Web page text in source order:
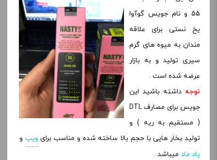
55 و نام جویس گوآوا
یخ نستی برای علاقه
مندان به میوه های گرم
سیری تولید و به بازار
عرضه شده است .
توجه داشته باشید این
جویس برای مصارف DTL
( مستقیم به ریه ) و
تولید بخار هایی با حجم بالا ساخته شده و مناسب برای ویپ و
پاد ماد میباشد .